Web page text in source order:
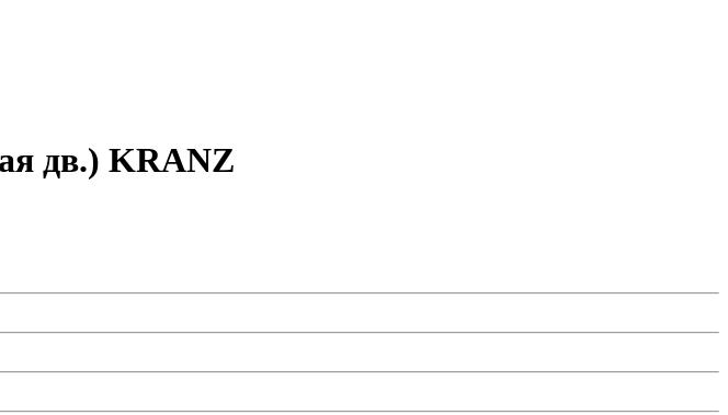
дв.) KRANZ